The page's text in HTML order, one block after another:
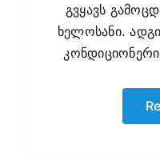
გვყავს
ხელოსანი.